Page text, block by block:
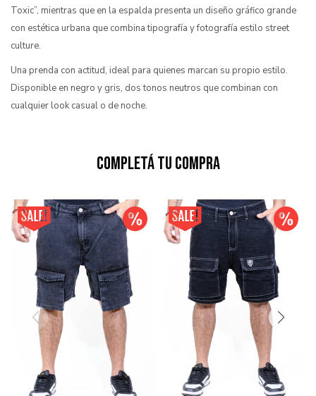
Toxic”, mientras que en la espalda presenta un diseño gráfico grande
con estética urbana que combina tipografía y fotografía estilo street
culture.
Una prenda con actitud, ideal para quienes marcan su propio estilo.
Disponible en negro y gris, dos tonos neutros que combinan con
cualquier look casual o de noche.
Completá tu compra